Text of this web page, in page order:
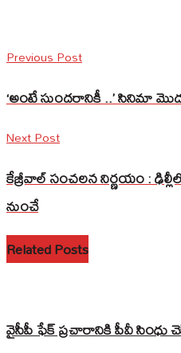
Previous Post
‘అంటే సుందరానికీ ..’ సినిమా
Next Post
కేజ్రీవాల్ సంచలన నిర్ణయం :
నుంచే
Related Posts
వైసీపీ ఫేక్ ప్రచారానికి పీవీ సింధు